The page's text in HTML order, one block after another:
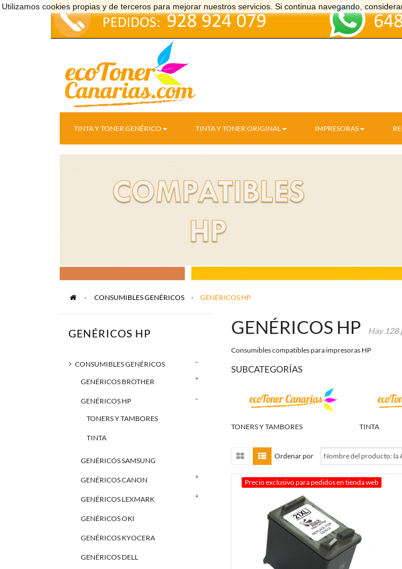
Utilizamos cookies propias y de terceros para mejorar nuestros servicios. Si continua navegando,
TINTA Y TONER GENÉRICO TINTA Y TONER ORIGINAL IMPRESORAS
> CONSUMIBLES GENÉRICOS > GENÉRICOS HP
GENÉRICOS HP
CONSUMIBLES GENÉRICOS
GENÉRICOS BROTHER
GENÉRICOS HP
TONERS Y TAMBORES
TINTA
GENÉRICOS SAMSUNG
GENÉRICOS CANON
GENÉRICOS LEXMARK
GENÉRICOS OKI
GENÉRICOS KYOCERA
GENÉRICOS DELL
GENÉRICOS HP Hay 128
Consumibles compatibles para impresoras HP
SUBCATEGORÍAS
TONERS Y TAMBORES TINTA
Ordenar por
Precio exclusivo para pedidos en tienda web